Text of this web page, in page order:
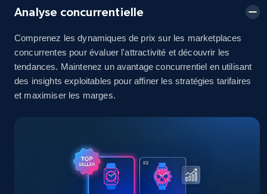
URL, Product id, Title, Seller name, Seller rating,
Seller reviews, Breadcrumbs, Root category, and
more.
eBay - Gather data on products using
specified keywords
Analyse concurrentielle
Comprenez les dynamiques de prix sur les marketplaces
concurrentes pour évaluer l'attractivité et découvrir les
tendances. Maintenez un avantage concurrentiel en utilisant
des insights exploitables pour affiner les stratégies tarifaires
et maximiser les marges.